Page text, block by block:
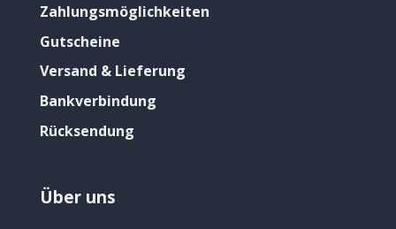
Zahlungsmöglichkeiten
Gutscheine
Versand & Lieferung
Bankverbindung
Rücksendung
Über uns